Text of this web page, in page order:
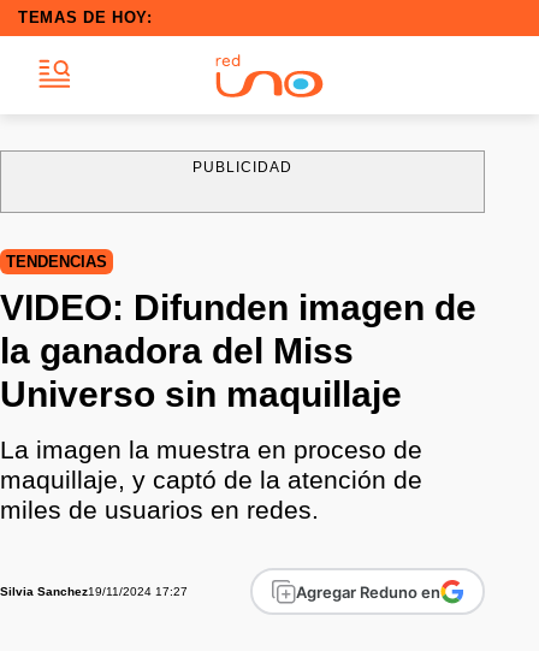
TEMAS DE HOY:
PUBLICIDAD
TENDENCIAS
VIDEO: Difunden imagen de
la ganadora del Miss
Universo sin maquillaje
La imagen la muestra en proceso de
maquillaje, y captó de la atención de
miles de usuarios en redes.
Silvia Sanchez19/11/2024 17:27 Agregar Reduno en